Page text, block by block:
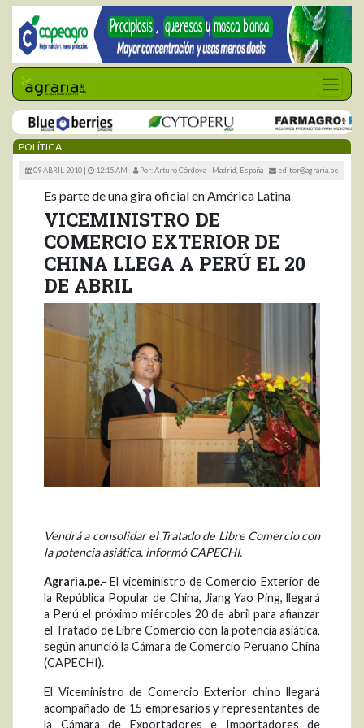
POLÍTICA
09 ABRIL 2010 | 12:15 AM Por: Arturo Córdova - Madrid, España | editor@agraria.pe
Es parte de una gira oficial en América Latina
VICEMINISTRO DE
COMERCIO EXTERIOR DE
CHINA LLEGA A PERÚ EL 20
DE ABRIL
Vendrá a consolidar el Tratado de Libre Comercio con
la potencia asiática, informó CAPECHI.
Agraria.pe.- El viceministro de Comercio Exterior de
la República Popular de China, Jiang Yao Ping, llegará
a Perú el próximo miércoles 20 de abril para afianzar
el Tratado de Libre Comercio con la potencia asiática,
según anunció la Cámara de Comercio Peruano China
(CAPECHI).
El Viceministro de Comercio Exterior chino llegará
acompañado de 15 empresarios y representantes de
la Cámara de Exportadores e Importadores de